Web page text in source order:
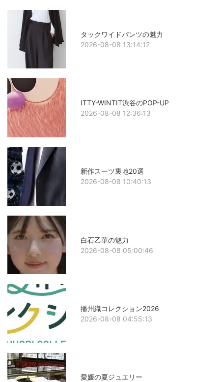
タックワイドパンツの魅力
2026-08-08 13:14:12
ITTY-WINTIT渋谷のPOP-UP
2026-08-08 12:36:13
新作スーツ裏地20選
2026-08-08 10:40:13
白石乙華の魅力
2026-08-08 05:00:46
播州織コレクション2026
2026-08-08 04:55:13
愛媛の夏ジュエリー